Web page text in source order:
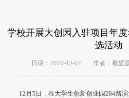
学校开展大创园入驻项目年
选活动
日期：2020-12-07 作者：蔡媛
12月5日，在大学生创新创业园204路